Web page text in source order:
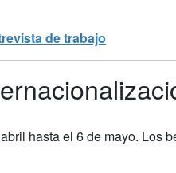
de trabajo
hasta el 6 de mayo. Los